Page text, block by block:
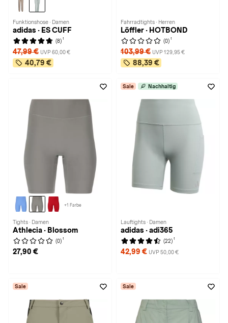
Funktionshose · Damen
adidas · ES CUFF
(8) 1
47,99 € UVP 60,00 €
40,79 €
Fahrradtights · Herren
Löffler · HOTBOND
(0) 1
103,99 € UVP 129,95 €
88,39 €
+1 Farbe
Tights · Damen
Athlecia · Blossom
(0) 1
27,90 €
Sale Nachhaltig
Lauftights · Damen
adidas · adi365
(22) 1
42,99 € UVP 50,00 €
Sale Sale